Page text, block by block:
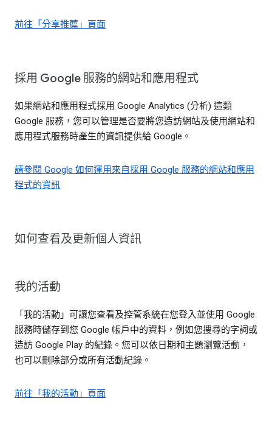
前往「分享推薦」頁面
採用 Google 服務的網站和應用程式
如果網站和應用程式採用 Google Analytics (分析) 這類
Google 服務，您可以管理是否要將您造訪網站及使用網站和
應用程式服務時產生的資訊提供給 Google。
請參閱 Google 如何運用來自採用 Google 服務的網站和應用
程式的資訊
如何查看及更新個人資訊
我的活動
「我的活動」可讓您查看及控管系統在您登入並使用 Google
服務時儲存到您 Google 帳戶中的資料，例如您搜尋的字詞或
造訪 Google Play 的紀錄。您可以依日期和主題瀏覽活動，
也可以刪除部分或所有活動紀錄。
前往「我的活動」頁面